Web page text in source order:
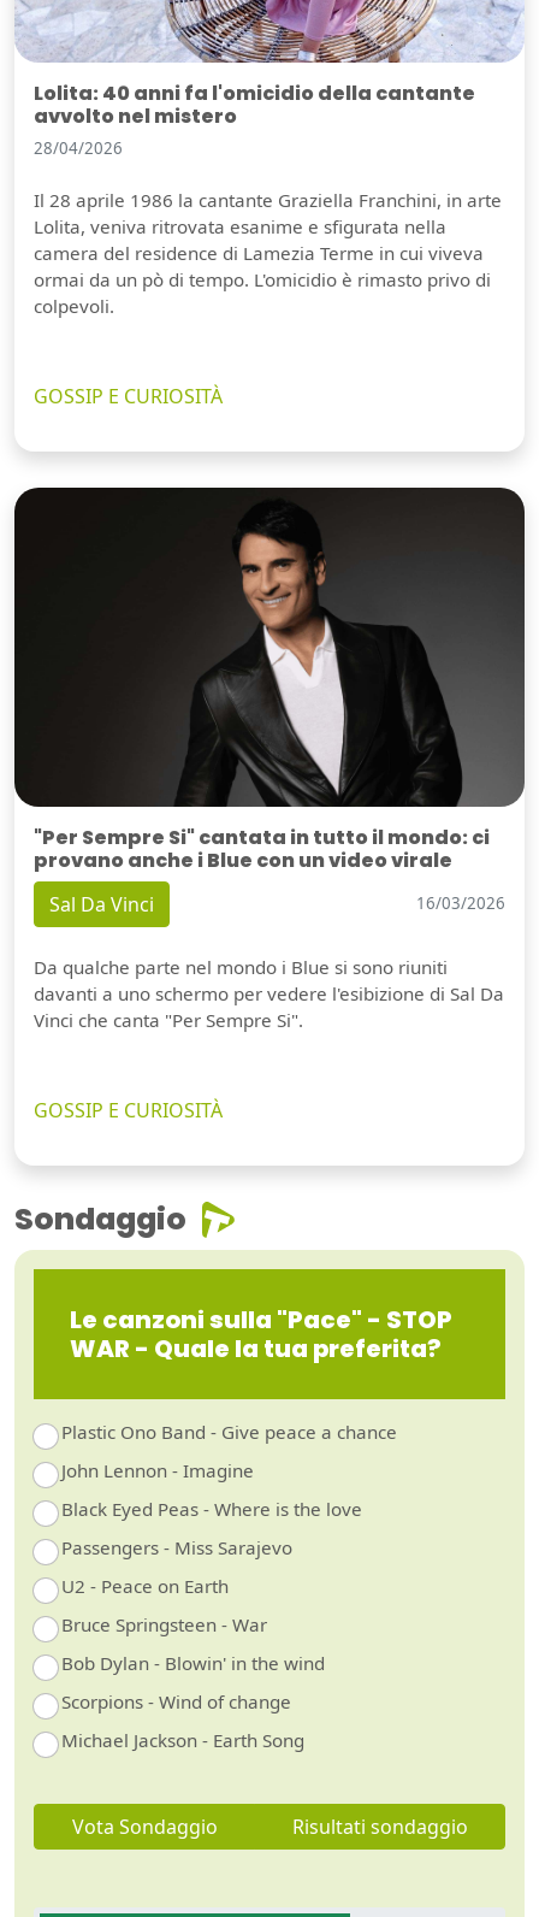
Lolita: 40 anni fa l'omicidio della cantante
avvolto nel mistero
28/04/2026
Il 28 aprile 1986 la cantante Graziella Franchini, in arte
Lolita, veniva ritrovata esanime e sfigurata nella
camera del residence di Lamezia Terme in cui viveva
ormai da un pò di tempo. L'omicidio è rimasto privo di
colpevoli.
GOSSIP E CURIOSITÀ
"Per Sempre Si" cantata in tutto il mondo: ci
provano anche i Blue con un video virale
Sal Da Vinci 16/03/2026
Da qualche parte nel mondo i Blue si sono riuniti
davanti a uno schermo per vedere l'esibizione di Sal Da
Vinci che canta "Per Sempre Si".
GOSSIP E CURIOSITÀ
Sondaggio
Le canzoni sulla "Pace" - STOP
WAR - Quale la tua preferita?
Plastic Ono Band - Give peace a chance
John Lennon - Imagine
Black Eyed Peas - Where is the love
Passengers - Miss Sarajevo
U2 - Peace on Earth
Bruce Springsteen - War
Bob Dylan - Blowin' in the wind
Scorpions - Wind of change
Michael Jackson - Earth Song
Vota Sondaggio Risultati sondaggio